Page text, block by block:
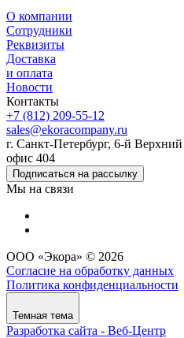
О компании
Сотрудники
Реквизиты
Доставка
и оплата
Новости
Контакты
+7 (812) 209-55-12
sales@ekoracompany.ru
г. Санкт-Петербург, 6-й
офис 404
Подписаться на рассылку
Мы на связи
ООО «Экора» © 2026
Согласие на обработку данных
Политика конфиденциальности
Темная тема
Разработка сайта - Веб-Центр